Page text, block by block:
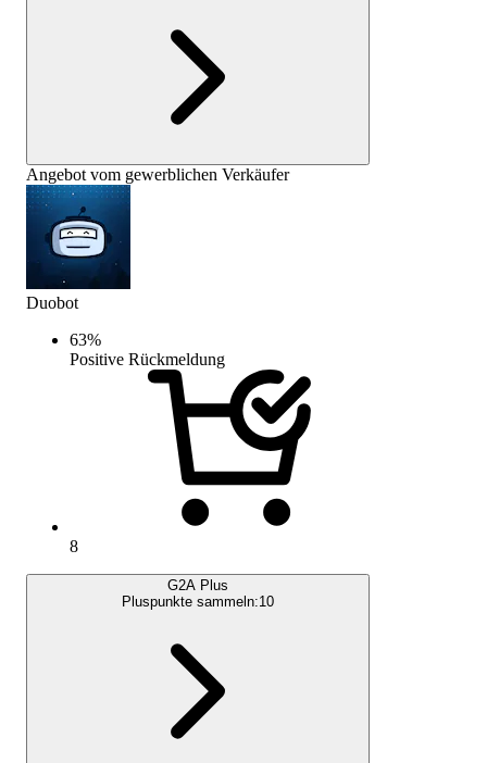
Angebot vom gewerblichen Verkäufer
Duobot
63%
Positive Rückmeldung
8
G2A Plus
Pluspunkte sammeln:10